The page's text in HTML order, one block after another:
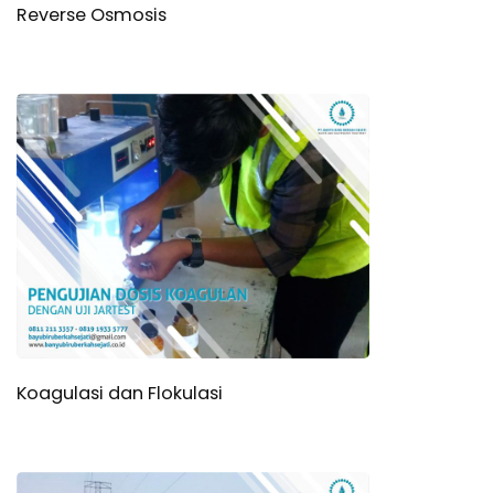
Reverse Osmosis
Koagulasi dan Flokulasi